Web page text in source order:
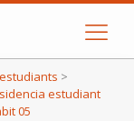
>
estudiant
05